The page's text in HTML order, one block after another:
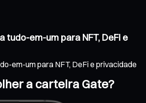
tudo-em-um para NFT, DeFi e
em-um para NFT, DeFi e privacidade
a carteira Gate?